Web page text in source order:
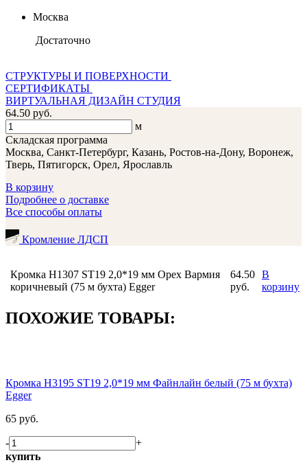
Москва
Достаточно
СТРУКТУРЫ И ПОВЕРХНОСТИ
СЕРТИФИКАТЫ
ВИРТУАЛЬНАЯ ДИЗАЙН СТУДИЯ
64.50 руб.
м
Складская программа
Москва, Санкт-Петербург, Казань, Ростов-на-Дону, Воронеж,
Тверь, Пятигорск, Орел, Ярославль
В корзину
Подробнее о доставке
Все способы оплаты
Кромление ЛДСП
Кромка H1307 ST19 2,0*19 мм Орех Вармия
коричневый (75 м бухта) Egger
64.50
руб.
В
корзину
ПОХОЖИЕ ТОВАРЫ:
Кромка H3195 ST19 2,0*19 мм Файнлайн белый (75 м бухта)
Egger
65 руб.
-
+
купить